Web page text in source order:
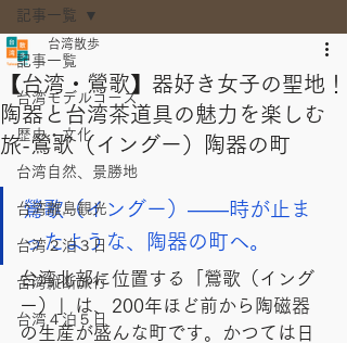
記事一覧
台湾モデルコース
歴史・文化
台湾自然、景勝地
台湾離島観光
台湾２泊３日
台湾縦断旅行
台湾４泊５日
記事一覧
【台湾・鶯歌】器好き女子の聖地！
陶器と台湾茶道具の魅力を楽しむ
旅-鶯歌（イングー）陶器の町
台湾散歩
鶯歌（イングー）――時が止ま
ったような、陶器の町へ。
台湾北部に位置する「鶯歌（イング
ー）」は、200年ほど前から陶磁器
の生産が盛んな町です。かつては日